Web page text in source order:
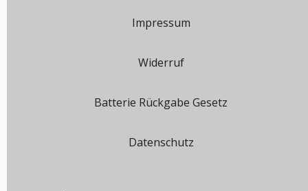
Impressum
Widerruf
Batterie Rückgabe Gesetz
Datenschutz